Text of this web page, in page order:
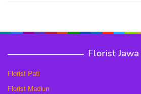
Florist Jawa
Florist Pati
Florist Madiun